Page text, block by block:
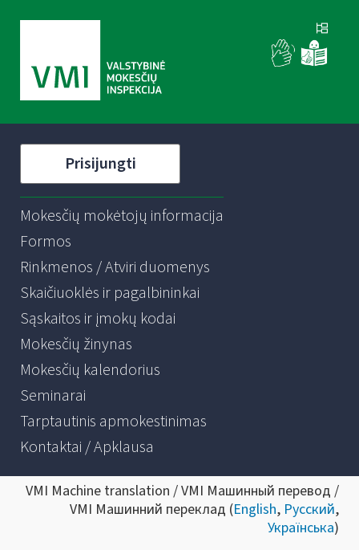
Prisijungti
Mokesčių mokėtojų informacija
Formos
Rinkmenos / Atviri duomenys
Skaičiuoklės ir pagalbininkai
Sąskaitos ir įmokų kodai
Mokesčių žinynas
Mokesčių kalendorius
Seminarai
Tarptautinis apmokestinimas
Kontaktai / Apklausa
VMI Machine translation / VMI Машинный перевод /
VMI Машинний переклад (English, Русский,
Українська)